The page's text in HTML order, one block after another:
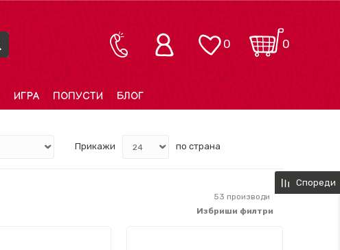
0
0
ИГРА ПОПУСТИ БЛОГ
Прикажи по страна
53 производи
Избриши филтри
Спореди